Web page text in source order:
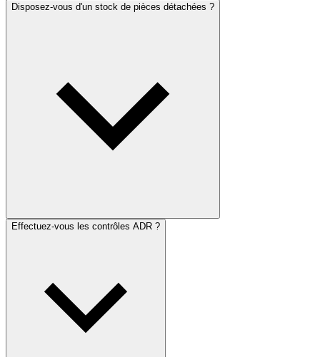
Disposez-vous d'un stock de pièces détachées ?
Effectuez-vous les contrôles ADR ?